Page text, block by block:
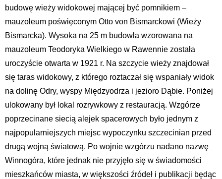
budowę wieży widokowej mającej być pomnikiem –
mauzoleum poświęconym Otto von Bismarckowi (Wieży
Bismarcka). Wysoka na 25 m budowla wzorowana na
mauzoleum Teodoryka Wielkiego w Rawennie została
uroczyście otwarta w 1921 r. Na szczycie wieży znajdował
się taras widokowy, z którego roztaczał się wspaniały widok
na dolinę Odry, wyspy Międzyodrza i jezioro Dąbie. Poniżej
ulokowany był lokal rozrywkowy z restauracją. Wzgórze
poprzecinane siecią alejek spacerowych było jednym z
najpopularniejszych miejsc wypoczynku szczecinian przed
drugą wojną światową. Po wojnie wzgórzu nadano nazwę
Winnogóra, które jednak nie przyjęło się w świadomości
mieszkańców miasta, w większości źródeł i publikacji będąc